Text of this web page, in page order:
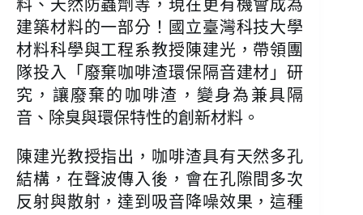
料、天然防蟲劑等，現在更有機會成為
建築材料的一部分！國立臺灣科技大學
材料科學與工程系教授陳建光，帶領團
隊投入「廢棄咖啡渣環保隔音建材」研
究，讓廢棄的咖啡渣，變身為兼具隔
音、除臭與環保特性的創新材料。
陳建光教授指出，咖啡渣具有天然多孔
結構，在聲波傳入後，會在孔隙間多次
反射與散射，達到吸音降噪效果，這種